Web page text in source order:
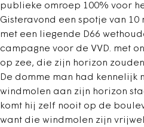
publieke omroep 100% voor
Gisteravond een spotje van 10
met een liegende D66
campagne voor de VVD. met
op zee, die zijn horizon
De domme man had
windmolen aan zijn horizon
komt hij zelf nooit op de
want die windmolen zijn